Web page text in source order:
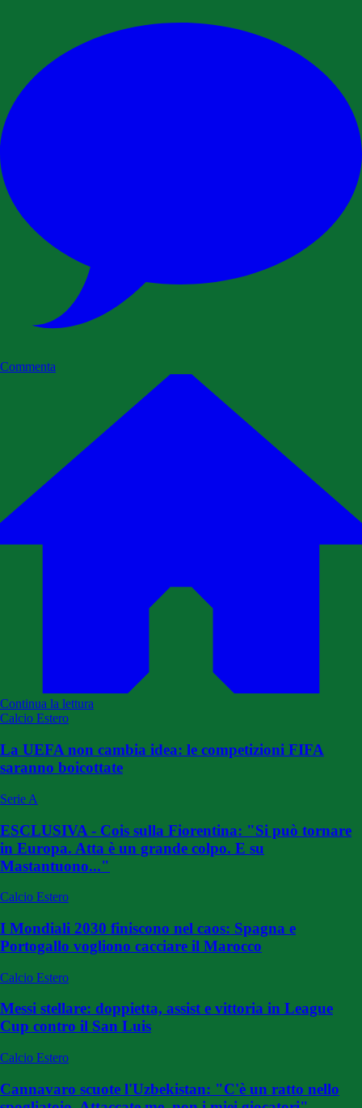
Commenta
Continua la lettura
Calcio Estero
La UEFA non cambia idea: le competizioni FIFA
saranno boicottate
Serie A
ESCLUSIVA - Cois sulla Fiorentina: "Si può tornare
in Europa. Atta è un grande colpo. E su
Mastantuono..."
Calcio Estero
I Mondiali 2030 finiscono nel caos: Spagna e
Portogallo vogliono cacciare il Marocco
Calcio Estero
Messi stellare: doppietta, assist e vittoria in League
Cup contro il San Luis
Calcio Estero
Cannavaro scuote l'Uzbekistan: "C'è un ratto nello